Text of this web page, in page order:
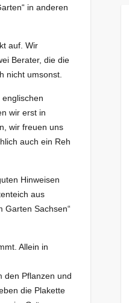
in anderen
auf. Wir
Berater, die die
nicht umsonst.
wir erst in
wir freuen uns
auch ein Reh
Hinweisen
aus
Garten Sachsen“
Allein in
den Pflanzen und
die Plakette